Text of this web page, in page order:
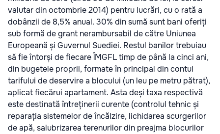
valutar din octombrie 2014) pentru lucrări, cu o rată a
dobânzii de 8,5% anual. 30% din sumă sunt bani oferiți
sub formă de grant nerambursabil de către Uniunea
Europeană și Guvernul Suediei. Restul banilor trebuiau
să fie întorși de fiecare ÎMGFL timp de până la cinci ani,
din bugetele proprii, formate în principal din contul
tarifului de deservire a blocului (un leu pe metru pătrat),
aplicat fiecărui apartament. Asta deși taxa respectivă
este destinată întreținerii curente (controlul tehnic și
reparația sistemelor de încălzire, lichidarea scurgerilor
de apă, salubrizarea terenurilor din preajma blocurilor